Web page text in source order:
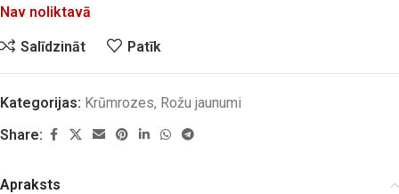
Nav noliktavā
Salīdzināt Patīk
Kategorijas: Krūmrozes, Rožu jaunumi
Share:
Apraksts